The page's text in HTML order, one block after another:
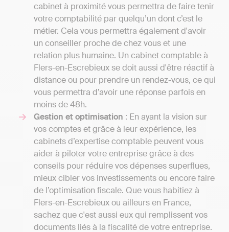
cabinet à proximité vous permettra de faire tenir
votre comptabilité par quelqu’un dont c’est le
métier. Cela vous permettra également d'avoir
un conseiller proche de chez vous et une
relation plus humaine. Un cabinet comptable à
Flers-en-Escrebieux se doit aussi d'être réactif à
distance ou pour prendre un rendez-vous, ce qui
vous permettra d’avoir une réponse parfois en
moins de 48h.
Gestion et optimisation : En ayant la vision sur
vos comptes et grâce à leur expérience, les
cabinets d’expertise comptable peuvent vous
aider à piloter votre entreprise grâce à des
conseils pour réduire vos dépenses superflues,
mieux cibler vos investissements ou encore faire
de l’optimisation fiscale. Que vous habitiez à
Flers-en-Escrebieux ou ailleurs en France,
sachez que c'est aussi eux qui remplissent vos
documents liés à la fiscalité de votre entreprise.